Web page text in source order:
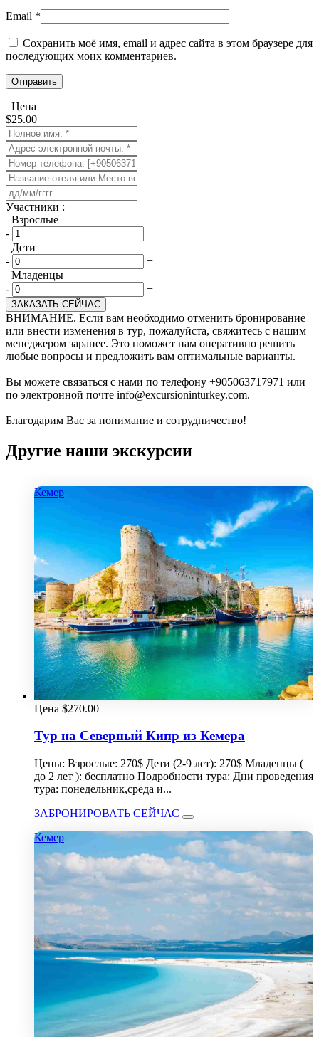
Email *
Сохранить моё имя, email и адрес сайта в этом браузере для
последующих моих комментариев.
Цена
$25.00
​Участники :
Взрослые
-
+
Дети
-
+
Младенцы
-
+
ЗАКАЗАТЬ СЕЙЧАС
ВНИМАНИЕ. Если вам необходимо отменить бронирование
или внести изменения в тур, пожалуйста, свяжитесь с нашим
менеджером заранее. Это поможет нам оперативно решить
любые вопросы и предложить вам оптимальные варианты.
Вы можете связаться с нами по телефону +905063717971 или
по электронной почте info@excursioninturkey.com.
Благодарим Вас за понимание и сотрудничество!
Другие наши экскурсии
Кемер
Цена $270.00
Тур на Северный Кипр из Кемера
Цены: Взрослые: 270$ Дети (2-9 лет): 270$ Младенцы (
до 2 лет ): бесплатно Подробности тура: Дни проведения
тура: понедельник,среда и...
ЗАБРОНИРОВАТЬ СЕЙЧАС
Кемер